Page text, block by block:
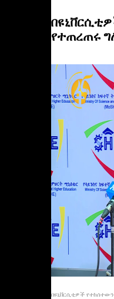
የተጠረጠሩ
በዩኒቨርሲቲዎች